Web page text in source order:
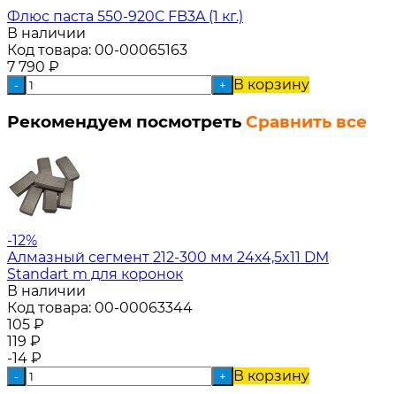
Флюс паста 550-920С FB3A (1 кг.)
В наличии
Код товара: 00-00065163
7 790 ₽
- + В корзину
Рекомендуем посмотреть Сравнить все
-12%
Алмазный сегмент 212-300 мм 24x4,5x11 DM
Standart m для коронок
В наличии
Код товара: 00-00063344
105 ₽
119 ₽
-14 ₽
- + В корзину